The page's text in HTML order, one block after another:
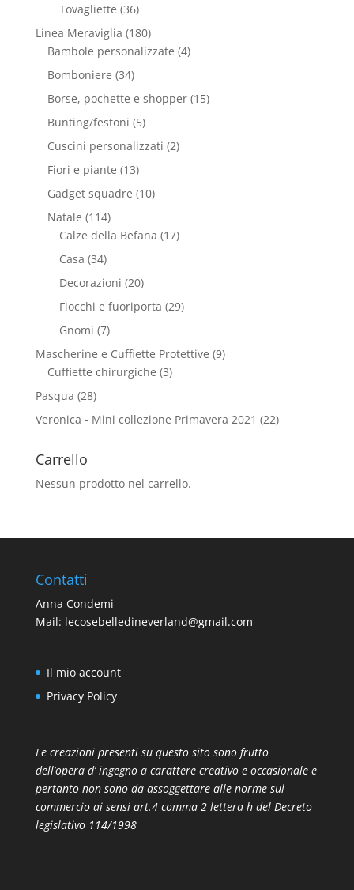
Tovagliette (36)
Linea Meraviglia (180)
Bambole personalizzate (4)
Bomboniere (34)
Borse, pochette e shopper (15)
Bunting/festoni (5)
Cuscini personalizzati (2)
Fiori e piante (13)
Gadget squadre (10)
Natale (114)
Calze della Befana (17)
Casa (34)
Decorazioni (20)
Fiocchi e fuoriporta (29)
Gnomi (7)
Mascherine e Cuffiette Protettive (9)
Cuffiette chirurgiche (3)
Pasqua (28)
Veronica - Mini collezione Primavera 2021 (22)
Carrello
Nessun prodotto nel carrello.
Contatti
Anna Condemi
Mail: lecosebelledineverland@gmail.com
Il mio account
Privacy Policy
Le creazioni presenti su questo sito sono frutto
dell’opera d’ ingegno a carattere creativo e occasionale e
pertanto non sono da assoggettare alle norme sul
commercio ai sensi art.4 comma 2 lettera h del Decreto
legislativo 114/1998